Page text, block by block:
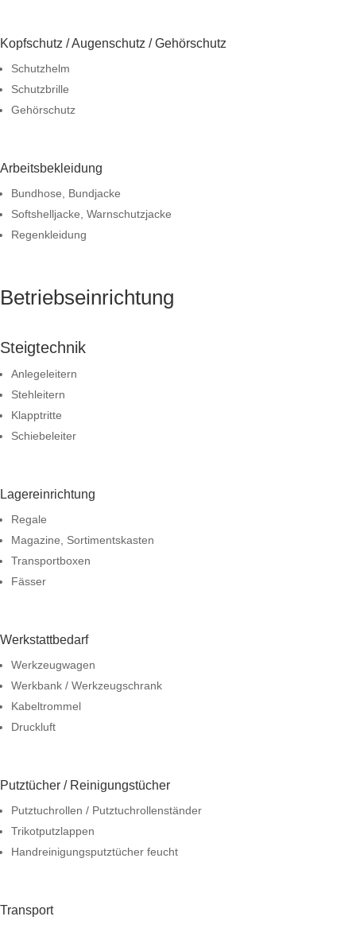
Kopfschutz / Augenschutz / Gehörschutz
Schutzhelm
Schutzbrille
Gehörschutz
Arbeitsbekleidung
Bundhose, Bundjacke
Softshelljacke, Warnschutzjacke
Regenkleidung
Betriebseinrichtung
Steigtechnik
Anlegeleitern
Stehleitern
Klapptritte
Schiebeleiter
Lagereinrichtung
Regale
Magazine, Sortimentskasten
Transportboxen
Fässer
Werkstattbedarf
Werkzeugwagen
Werkbank / Werkzeugschrank
Kabeltrommel
Druckluft
Putztücher / Reinigungstücher
Putztuchrollen / Putztuchrollenständer
Trikotputzlappen
Handreinigungsputztücher feucht
Transport